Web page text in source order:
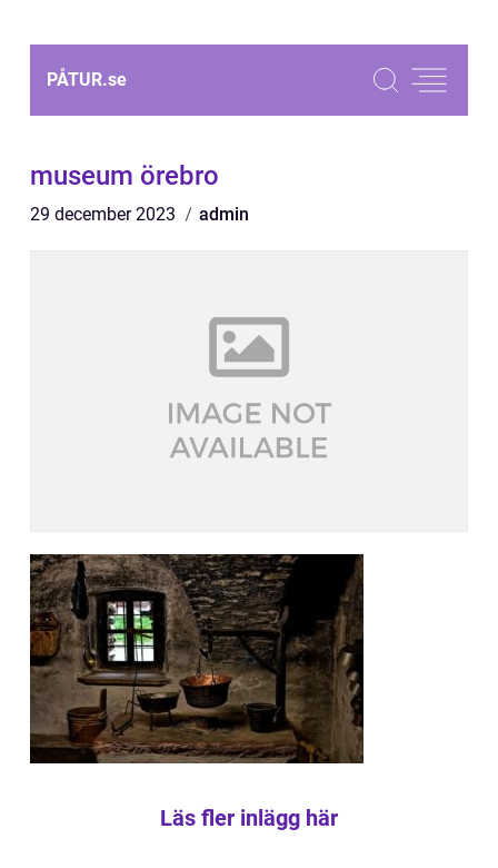
PÅTUR.se
museum örebro
29 december 2023 admin
Läs fler inlägg här